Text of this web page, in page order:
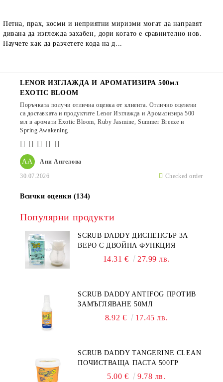
Петна, прах, косми и неприятни миризми могат да направят
дивана да изглежда захабен, дори когато е сравнително нов.
Научете как да разчетете кода на д...
АА Ани Ангелова
30.07.2026 Checked order
LENOR ИЗГЛАЖДА И АРОМАТИЗИРА 500мл
EXOTIC BLOOM
Поръчката получи отлична оценка от клиента. Отлично оценени
са доставката и продуктите Lenor Изглажда и Ароматизира 500
мл в аромати Exotic Bloom, Ruby Jasmine, Summer Breeze и
Spring Awakening.
Всички оценки (134)
Популярни продукти
SCRUB DADDY ДИСПЕНСЪР ЗА
ВЕРО С ДВОЙНА ФУНКЦИЯ
14.31 € 27.99 лв.
SCRUB DADDY ANTIFOG ПРОТИВ
ЗАМЪГЛЯВАНЕ 50МЛ
8.92 € 17.45 лв.
SCRUB DADDY TANGERINE CLEAN
ПОЧИСТВАЩА ПАСТА 500ГР
5.00 € 9.78 лв.